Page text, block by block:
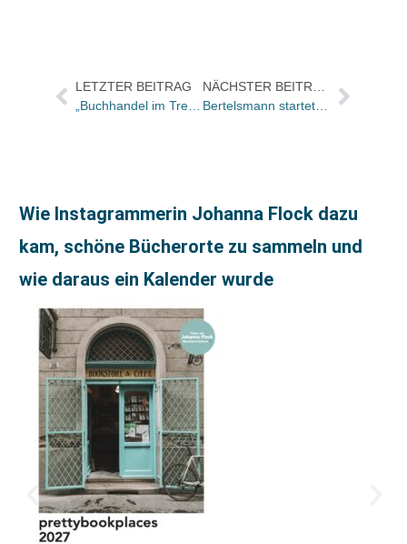
LETZTER BEITRAG
„Buchhandel im Trend 2010“ ist das Thema der diesjährigen Arbeitstagung der AWS
Wie Instagrammerin Johanna Flock dazu
kam, schöne Bücherorte zu sammeln und
wie daraus ein Kalender wurde